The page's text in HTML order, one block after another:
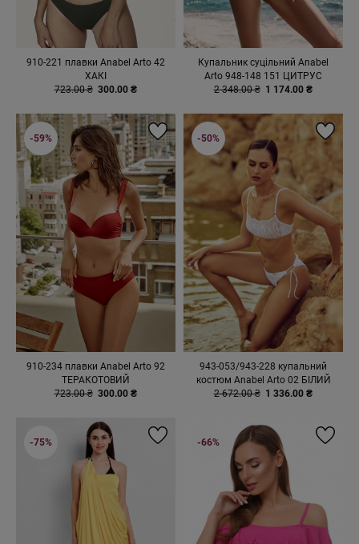
910-221 плавки Anabel Arto 42
ХАКІ
723.00 ₴ 300.00 ₴
Купальник суцільний Anabel
Arto 948-148 151 ЦИТРУС
2 348.00 ₴ 1 174.00 ₴
910-234 плавки Anabel Arto 92
ТЕРАКОТОВИЙ
723.00 ₴ 300.00 ₴
-59%
943-053/943-228 купальний
костюм Anabel Arto 02 БІЛИЙ
2 672.00 ₴ 1 336.00 ₴
-50%
-75% -66%